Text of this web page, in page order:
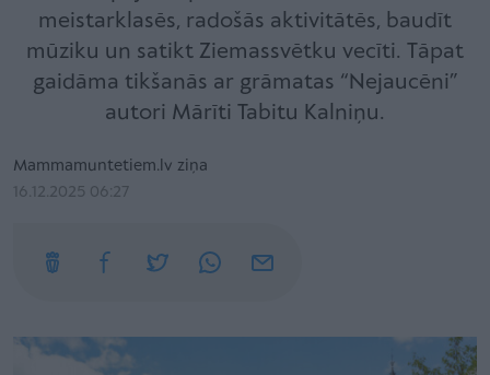
meistarklasēs, radošās aktivitātēs, baudīt
mūziku un satikt Ziemassvētku vecīti. Tāpat
gaidāma tikšanās ar grāmatas “Nejaucēni”
autori Mārīti Tabitu Kalniņu.
Mammamuntetiem.lv ziņa
16.12.2025 06:27